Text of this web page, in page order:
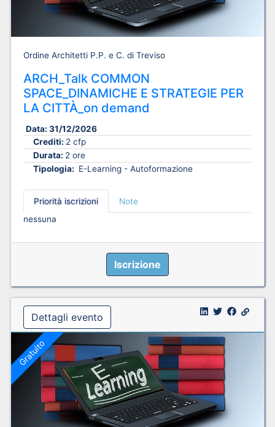
Ordine Architetti P.P. e C. di Treviso
ARCH_Talk COMMON
SPACE_DINAMICHE E STRATEGIE PER
LA CITTÀ_on demand
Data: 31/12/2026
Crediti: 2 cfp
Durata: 2 ore
Tipologia: E-Learning - Autoformazione
Priorità iscrizioni
Note
nessuna
Iscrizione
Dettagli evento
Gratuito